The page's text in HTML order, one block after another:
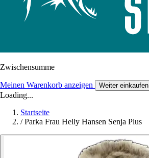
Zwischensumme
Meinen Warenkorb anzeigen Weiter einkaufen
Loading...
Startseite
/ Parka Frau Helly Hansen Senja Plus